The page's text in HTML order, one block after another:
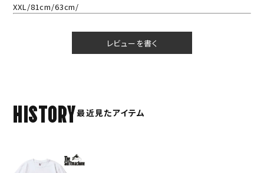
XXL/81cm/63cm/
レビューを書く
HISTORY最近見たアイテム